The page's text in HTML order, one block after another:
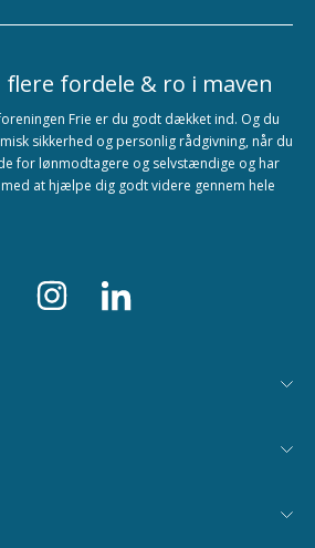
flere fordele & ro i maven
Frie er du godt dækket ind. Og du
sikkerhed og personlig rådgivning, når du
for lønmodtagere og selvstændige og har
at hjælpe dig godt videre gennem hele